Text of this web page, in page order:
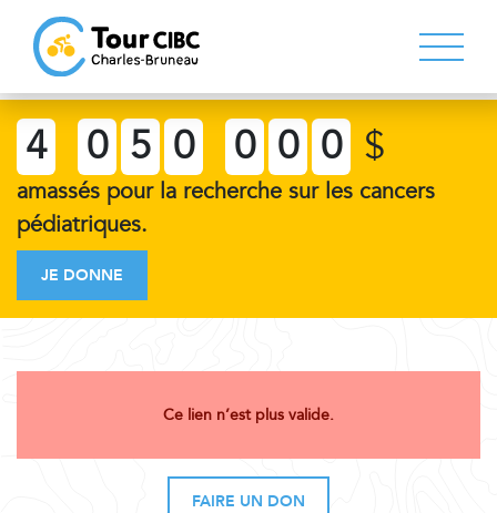
4 0 5 0 0 0 0 $
amassés pour la recherche sur les cancers
pédiatriques.
JE DONNE
Ce lien n’est plus valide.
FAIRE UN DON